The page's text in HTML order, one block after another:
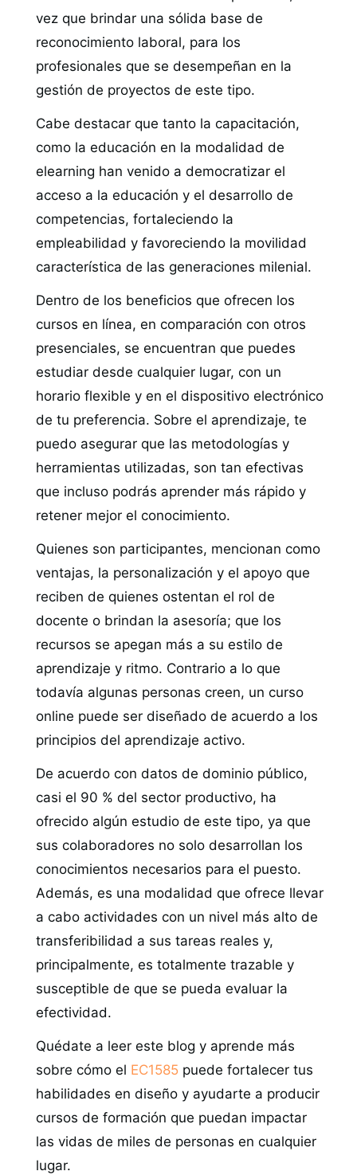
vez que brindar una sólida base de
reconocimiento laboral, para los
profesionales que se desempeñan en la
gestión de proyectos de este tipo.
Cabe destacar que tanto la capacitación,
como la educación en la modalidad de
elearning han venido a democratizar el
acceso a la educación y el desarrollo de
competencias, fortaleciendo la
empleabilidad y favoreciendo la movilidad
característica de las generaciones milenial.
Dentro de los beneficios que ofrecen los
cursos en línea, en comparación con otros
presenciales, se encuentran que puedes
estudiar desde cualquier lugar, con un
horario flexible y en el dispositivo electrónico
de tu preferencia. Sobre el aprendizaje, te
puedo asegurar que las metodologías y
herramientas utilizadas, son tan efectivas
que incluso podrás aprender más rápido y
retener mejor el conocimiento.
Quienes son participantes, mencionan como
ventajas, la personalización y el apoyo que
reciben de quienes ostentan el rol de
docente o brindan la asesoría; que los
recursos se apegan más a su estilo de
aprendizaje y ritmo. Contrario a lo que
todavía algunas personas creen, un curso
online puede ser diseñado de acuerdo a los
principios del aprendizaje activo.
De acuerdo con datos de dominio público,
casi el 90 % del sector productivo, ha
ofrecido algún estudio de este tipo, ya que
sus colaboradores no solo desarrollan los
conocimientos necesarios para el puesto.
Además, es una modalidad que ofrece llevar
a cabo actividades con un nivel más alto de
transferibilidad a sus tareas reales y,
principalmente, es totalmente trazable y
susceptible de que se pueda evaluar la
efectividad.
Quédate a leer este blog y aprende más
sobre cómo el EC1585 puede fortalecer tus
habilidades en diseño y ayudarte a producir
cursos de formación que puedan impactar
las vidas de miles de personas en cualquier
lugar.